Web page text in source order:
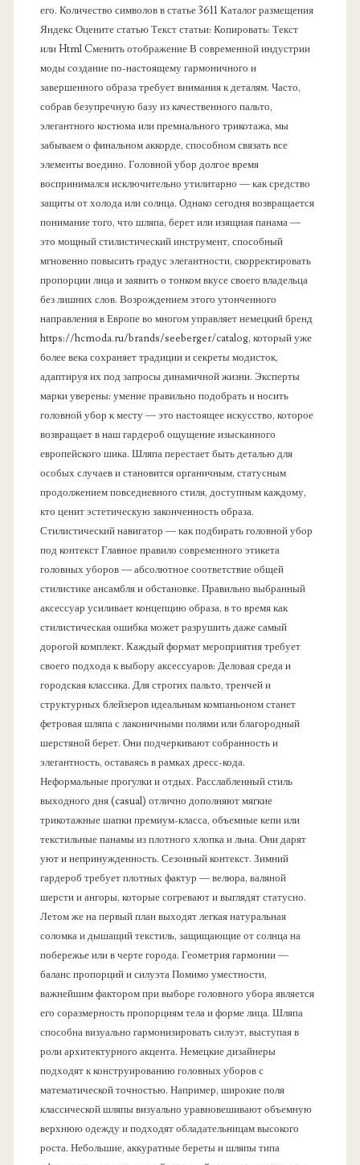
его. Количество символов в статье 3611 Каталог размещения
Яндекс Оцените статью Текст статьи: Копировать: Текст
или Html Cменить отображение В современной индустрии
моды создание по-настоящему гармоничного и
завершенного образа требует внимания к деталям. Часто,
собрав безупречную базу из качественного пальто,
элегантного костюма или премиального трикотажа, мы
забываем о финальном аккорде, способном связать все
элементы воедино. Головной убор долгое время
воспринимался исключительно утилитарно — как средство
защиты от холода или солнца. Однако сегодня возвращается
понимание того, что шляпа, берет или изящная панама —
это мощный стилистический инструмент, способный
мгновенно повысить градус элегантности, скорректировать
пропорции лица и заявить о тонком вкусе своего владельца
без лишних слов. Возрождением этого утонченного
направления в Европе во многом управляет немецкий бренд
https://hcmoda.ru/brands/seeberger/catalog, который уже
более века сохраняет традиции и секреты модисток,
адаптируя их под запросы динамичной жизни. Эксперты
марки уверены: умение правильно подобрать и носить
головной убор к месту — это настоящее искусство, которое
возвращает в наш гардероб ощущение изысканного
европейского шика. Шляпа перестает быть деталью для
особых случаев и становится органичным, статусным
продолжением повседневного стиля, доступным каждому,
кто ценит эстетическую законченность образа.
Стилистический навигатор — как подбирать головной убор
под контекст Главное правило современного этикета
головных уборов — абсолютное соответствие общей
стилистике ансамбля и обстановке. Правильно выбранный
аксессуар усиливает концепцию образа, в то время как
стилистическая ошибка может разрушить даже самый
дорогой комплект. Каждый формат мероприятия требует
своего подхода к выбору аксессуаров: Деловая среда и
городская классика. Для строгих пальто, тренчей и
структурных блейзеров идеальным компаньоном станет
фетровая шляпа с лаконичными полями или благородный
шерстяной берет. Они подчеркивают собранность и
элегантность, оставаясь в рамках дресс-кода.
Неформальные прогулки и отдых. Расслабленный стиль
выходного дня (casual) отлично дополняют мягкие
трикотажные шапки премиум-класса, объемные кепи или
текстильные панамы из плотного хлопка и льна. Они дарят
уют и непринужденность. Сезонный контекст. Зимний
гардероб требует плотных фактур — велюра, валяной
шерсти и ангоры, которые согревают и выглядят статусно.
Летом же на первый план выходят легкая натуральная
соломка и дышащий текстиль, защищающие от солнца на
побережье или в черте города. Геометрия гармонии —
баланс пропорций и силуэта Помимо уместности,
важнейшим фактором при выборе головного убора является
его соразмерность пропорциям тела и форме лица. Шляпа
способна визуально гармонизировать силуэт, выступая в
роли архитектурного акцента. Немецкие дизайнеры
подходят к конструированию головных уборов с
математической точностью. Например, широкие поля
классической шляпы визуально уравновешивают объемную
верхнюю одежду и подходят обладательницам высокого
роста. Небольшие, аккуратные береты и шляпы типа